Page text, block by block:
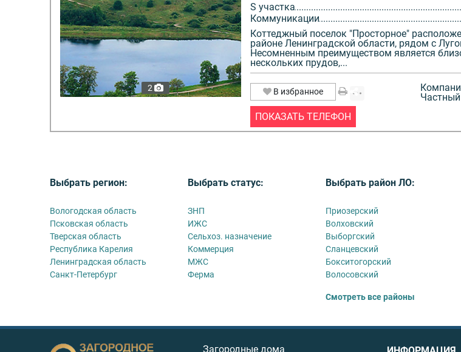
2
S участка
Коммуникации
Коттеджный поселок "Просторное"
районе Ленинградской области, рядом с
Несомненным преимуществом является
нескольких прудов,...
В избранное
ПОКАЗАТЬ ТЕЛЕФОН
Выбрать регион:
Вологодская область
Псковская область
Тверская область
Республика Карелия
Ленинградская область
Санкт-Петербург
Выбрать статус:
ЗНП
ИЖС
Сельхоз. назначение
Коммерция
МЖС
Ферма
Выбрать район ЛО:
Приозерский
Волховский
Выборгский
Сланцевский
Бокситогорский
Волосовский
Смотреть все районы
Загородные дома